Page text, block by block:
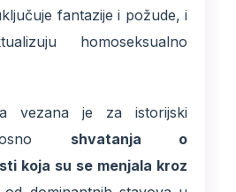
fantazije i požude, i
homoseksualno
vezana je za istorijski
shvatanja o
koja su se menjala kroz